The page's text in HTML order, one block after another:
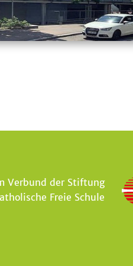
Verbund der Stiftung
Freie Schule